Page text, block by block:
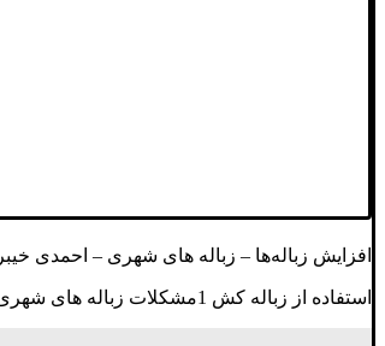
افزایش زباله‌ها – زباله های شهری – احمدی خیبر
استفاده از زباله کش 1مشکلات زباله های شهری